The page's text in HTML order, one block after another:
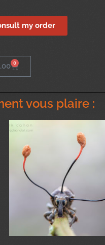
my order
0
vous plaire :